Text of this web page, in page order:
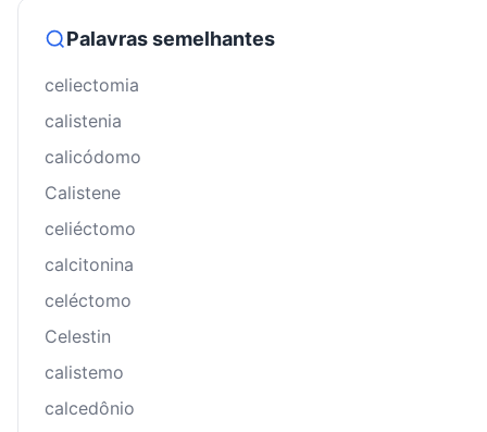
Palavras semelhantes
celiectomia
calistenia
calicódomo
Calistene
celiéctomo
calcitonina
celéctomo
Celestin
calistemo
calcedônio